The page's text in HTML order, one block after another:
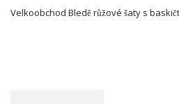
Velkoobchod Bledě růžové šaty s